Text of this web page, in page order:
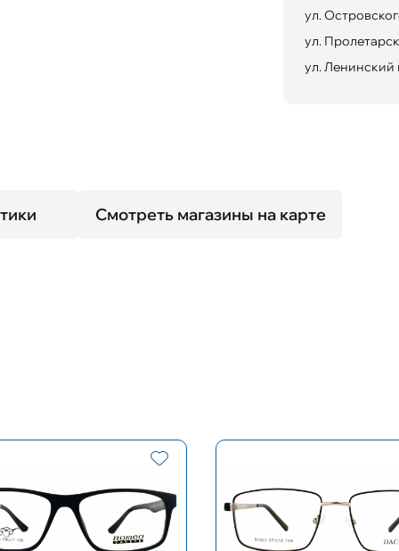
ул.
ул.
ул. Ленинский
Смотреть магазины на карте